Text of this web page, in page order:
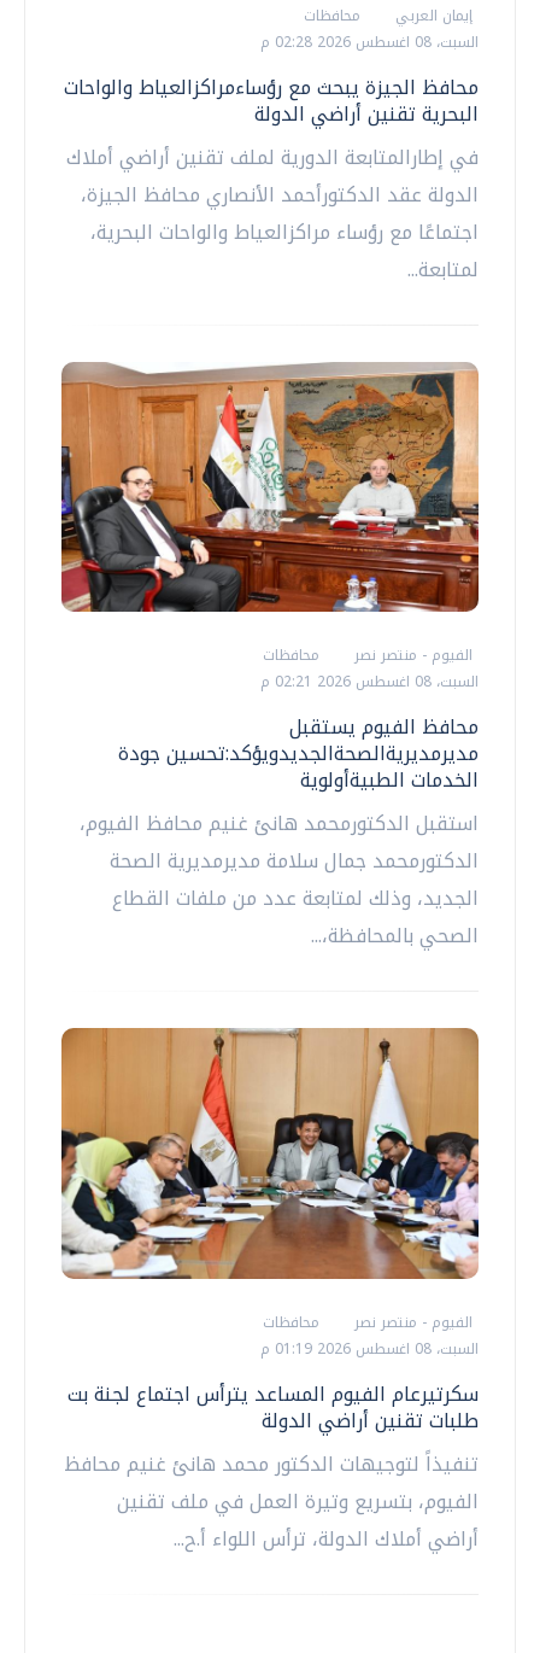
إيمان العربي
محافظات
السبت، 08 اغسطس 2026 02:28 م
محافظ الجيزة يبحث مع رؤساءمراكزالعياط والواحات
البحرية تقنين أراضي الدولة
في إطارالمتابعة الدورية لملف تقنين أراضي أملاك
الدولة عقد الدكتورأحمد الأنصاري محافظ الجيزة،
اجتماعًا مع رؤساء مراكزالعياط والواحات البحرية،
لمتابعة...
الفيوم - منتصر نصر
محافظات
السبت، 08 اغسطس 2026 02:21 م
محافظ الفيوم يستقبل
مديرمديريةالصحةالجديدويؤكد:تحسين جودة
الخدمات الطبيةأولوية
استقبل الدكتورمحمد هانئ غنيم محافظ الفيوم،
الدكتورمحمد جمال سلامة مديرمديرية الصحة
الجديد، وذلك لمتابعة عدد من ملفات القطاع
الصحي بالمحافظة،...
الفيوم - منتصر نصر
محافظات
السبت، 08 اغسطس 2026 01:19 م
سكرتيرعام الفيوم المساعد يترأس اجتماع لجنة بت
طلبات تقنين أراضي الدولة
تنفيذاً لتوجيهات الدكتور محمد هانئ غنيم محافظ
الفيوم، بتسريع وتيرة العمل في ملف تقنين
أراضي أملاك الدولة، ترأس اللواء أ.ح...